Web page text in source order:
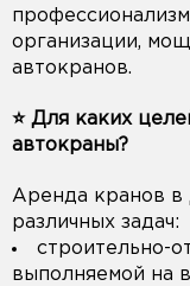
организации,
автокранов.
⭐️ Для каких
автокраны?
Аренда кранов в
различных задач:
строительно-
выполняемой на